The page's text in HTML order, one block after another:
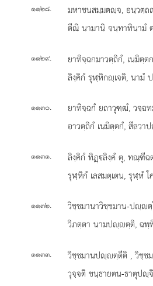
๑๑๒๘.
มหาชนสมฺมตฺจ, อนฺวตฺถ
ตีณิ นามานิ จนฺทาทินามํ
๑๑๒๙.
ยาทิจฺฉกมาวตฺถิกํ, เนมิตฺต
ลิงฺคิกํ รุฬฺหิกฺเจติ, นามํ
๑๑๓๐.
ยาทิจฺฉกํ ยถาวุฑฺฒํ, วจฺฉ
อาวตฺถิกํ เนมิตฺตกํ, สีลวา
๑๑๓๑.
ลิงฺคิกํ ทิฏฺลิงฺคํ ตุ, ทณฺฑีฉ
รุฬฺหิกํ เลสมตฺเตน, รุฬฺหํ
๑๑๓๒.
วิชฺชมานาวิชฺชมาน-ปฺ
วิภตฺตา นามปฺตฺติ, ฉพฺ
๑๑๓๓. วิชฺชมานปฺตฺตีติ , วิชฺช
วุจฺจติ ขนฺธายตน-ธาตุปฺ